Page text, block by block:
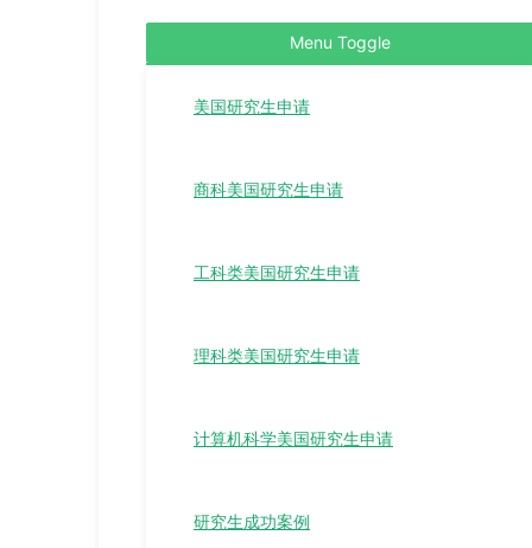
Menu Toggle
美国研究生申请
商科美国研究生申请
工科类美国研究生申请
理科类美国研究生申请
计算机科学美国研究生申请
研究生成功案例